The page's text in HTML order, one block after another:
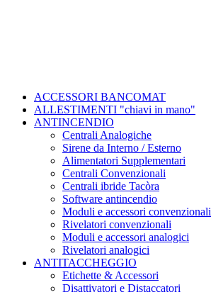
ACCESSORI BANCOMAT
ALLESTIMENTI "chiavi in mano"
ANTINCENDIO
Centrali Analogiche
Sirene da Interno / Esterno
Alimentatori Supplementari
Centrali Convenzionali
Centrali ibride Tacòra
Software antincendio
Moduli e accessori convenzionali
Rivelatori convenzionali
Moduli e accessori analogici
Rivelatori analogici
ANTITACCHEGGIO
Etichette & Accessori
Disattivatori e Distaccatori